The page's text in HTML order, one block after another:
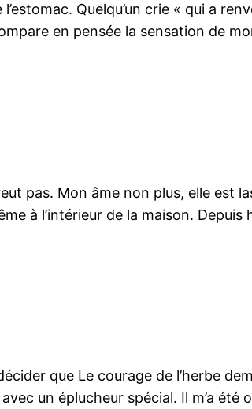
Quelqu’un crie « qui a
en pensée la sensation de
pas. Mon âme non plus, elle est
à l’intérieur de la maison.
que Le courage de l’herbe
un éplucheur spécial. Il m’a été